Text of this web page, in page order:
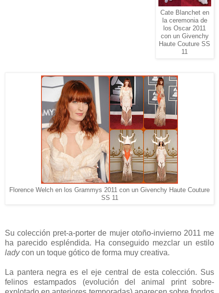
Cate Blanchet en
la ceremonia de
los Oscar 2011
con un Givenchy
Haute Couture SS
11
Florence Welch en los Grammys 2011 con un Givenchy Haute Couture
SS 11
Su colección pret-a-porter de mujer otoño-invierno 2011 me
ha parecido espléndida. Ha conseguido mezclar un estilo
ladycon un toque gótico de forma muy creativa.
La pantera negra es el eje central de esta colección. Sus
felinos estampados (evolución del animal print sobre-